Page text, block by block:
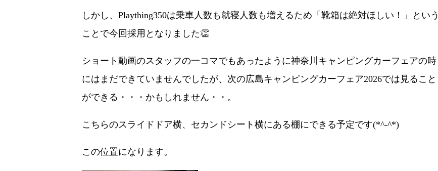
しかし、Plaything350は乗車人数も就寝人数も増えるため「靴箱は絶対ほしい！」という
ことで今回採用となりました👏
ショート動画のスタッフの一コマでもあったように神奈川キャンピングカーフェアの時
にはまだできていませんでしたが、次の広島キャンピングカーフェア2026では見ること
ができる・・・かもしれません・・。
こちらのスライドドア横、セカンドシート横にある棚にできる予定です(*^-^*)
この位置になります。